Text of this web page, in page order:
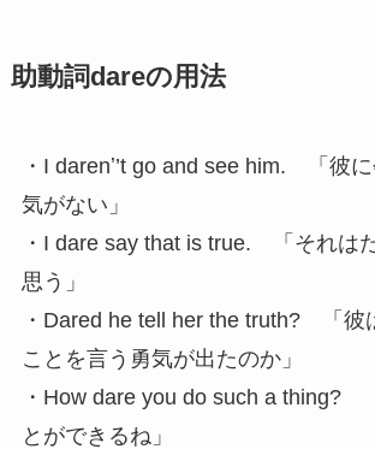
助動詞dareの用法
・I darenʼ’t go and see him. 「彼
気がない」
・I dare say that is true. 「それは
思う」
・Dared he tell her the truth? 「彼
ことを言う勇気が出たのか」
・How dare you do such a thing?
とができるね」